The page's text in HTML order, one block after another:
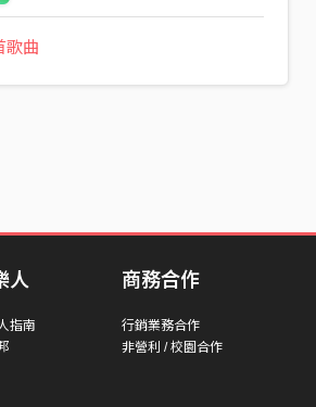
歌曲
人
指南
商務合作
行銷業務合作
非營利 / 校園合作